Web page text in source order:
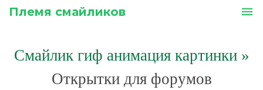
Племя смайликов menu
Смайлик гиф анимация картинки»
Открытки для форумов